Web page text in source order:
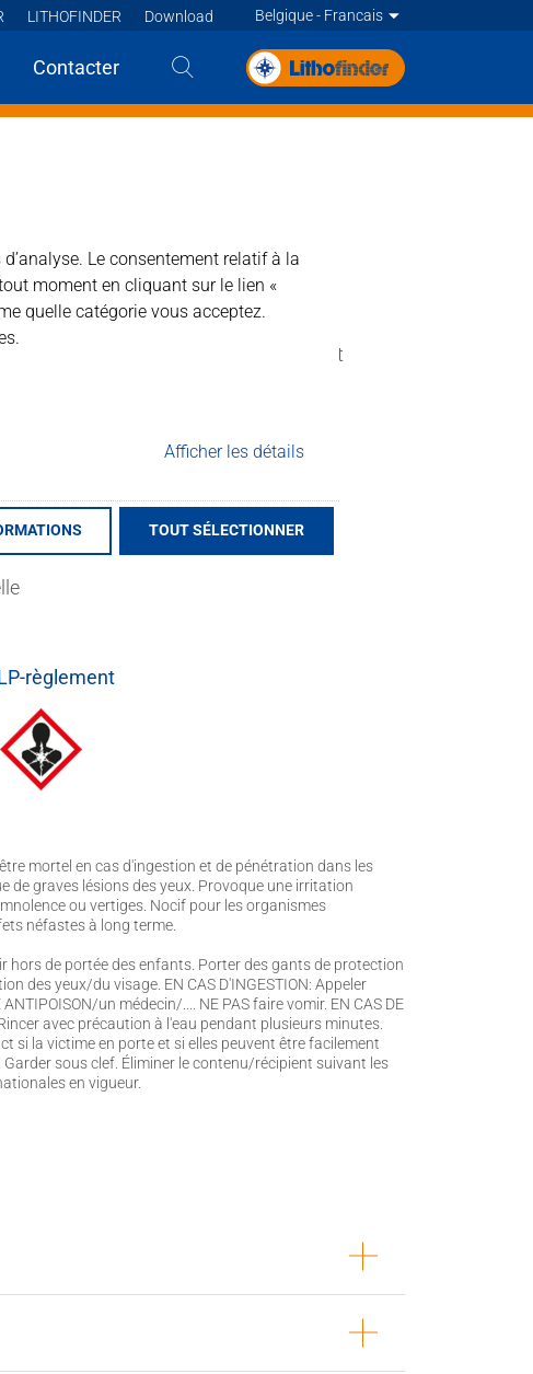
Le consentement relatif à la
moment en cliquant sur le lien «
quelle catégorie vous acceptez.
Afficher les détails
TOUT SÉLECTIONNER
LITHOFINDER Download
Belgique - Francais
Deutsch
English
English
Francais Nederlands - BE
Contacter
les pellicules de cire, la rouille et
règlement
mortel en cas d'ingestion et de pénétration dans les
de graves lésions des yeux. Provoque une irritation
ou vertiges. Nocif pour les organismes
néfastes à long terme.
hors de portée des enfants. Porter des gants de protection
des yeux/du visage. EN CAS D'INGESTION: Appeler
un médecin/.... NE PAS faire vomir. EN CAS DE
Rincer avec précaution à l'eau pendant plusieurs minutes.
si la victime en porte et si elles peuvent être facilement
Garder sous clef. Éliminer le contenu/récipient suivant les
en vigueur.